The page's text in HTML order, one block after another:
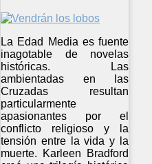
La Edad Media es fuente
inagotable de novelas
históricas. Las
ambientadas en las
Cruzadas resultan
particularmente
apasionantes por el
conflicto religioso y la
tensión entre la vida y la
muerte. Karleen Bradford